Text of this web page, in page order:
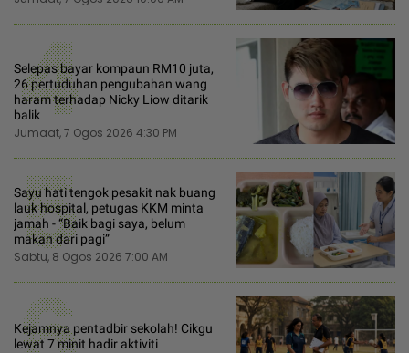
4
Selepas bayar kompaun RM10 juta,
26 pertuduhan pengubahan wang
haram terhadap Nicky Liow ditarik
balik
Jumaat, 7 Ogos 2026 4:30 PM
5
Sayu hati tengok pesakit nak buang
lauk hospital, petugas KKM minta
jamah - “Baik bagi saya, belum
makan dari pagi”
Sabtu, 8 Ogos 2026 7:00 AM
Kejamnya pentadbir sekolah! Cikgu
lewat 7 minit hadir aktiviti